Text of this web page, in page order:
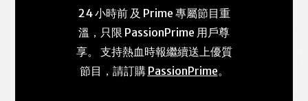
24 小時前 及 Prime 專屬節目重
溫，只限 PassionPrime 用戶尊
享。 支持熱血時報繼續送上優質
節目，請訂購 PassionPrime。